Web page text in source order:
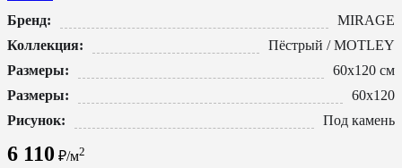
Бренд:
MIRAGE
Коллекция:
Пёстрый / MOTLEY
Размеры:
60x120 см
Размеры:
60x120
Рисунок:
Под камень
6 110 ₽/м2